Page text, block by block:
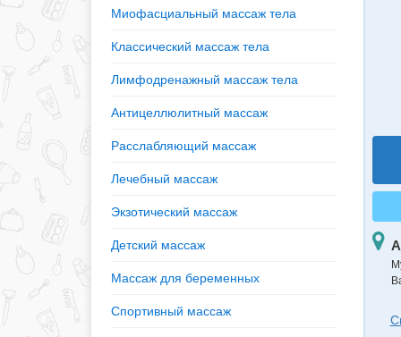
Миофасциальный массаж тела
Классический массаж тела
Лимфодренажный массаж тела
Антицеллюлитный массаж
Расслабляющий массаж
Лечебный массаж
Экзотический массаж
Детский массаж
Массаж для беременных
Спортивный массаж